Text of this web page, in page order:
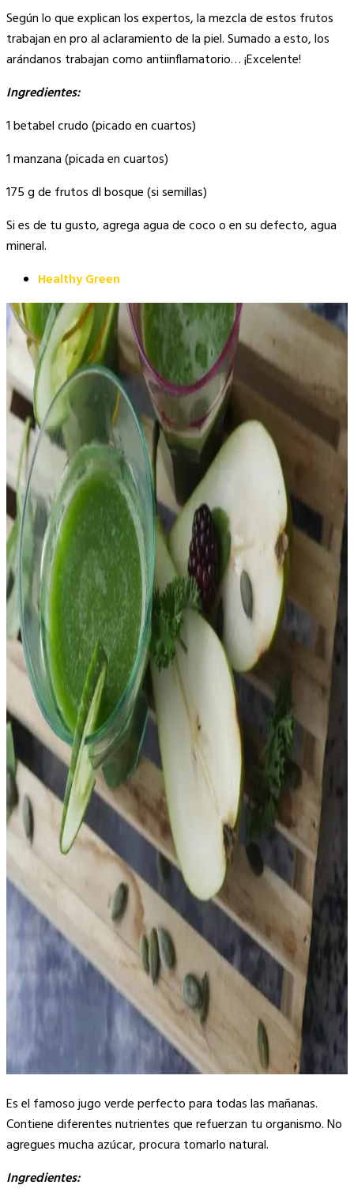
Según lo que explican los expertos, la mezcla de estos frutos
trabajan en pro al aclaramiento de la piel. Sumado a esto, los
arándanos trabajan como antiinflamatorio… ¡Excelente!
Ingredientes:
1 betabel crudo (picado en cuartos)
1 manzana (picada en cuartos)
175 g de frutos dl bosque (si semillas)
Si es de tu gusto, agrega agua de coco o en su defecto, agua
mineral.
Healthy Green
Es el famoso jugo verde perfecto para todas las mañanas.
Contiene diferentes nutrientes que refuerzan tu organismo. No
agregues mucha azúcar, procura tomarlo natural.
Ingredientes: